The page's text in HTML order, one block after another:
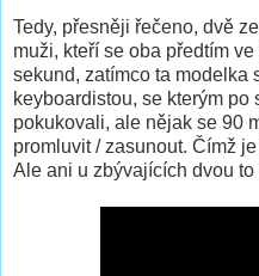
Tedy, přesněji řečeno, dvě
muži, kteří se oba předtím
sekund, zatímco ta modelka
keyboardistou, se kterým po
pokukovali, ale nějak se 90
promluvit / zasunout. Čímž
Ale ani u zbývajících dvou